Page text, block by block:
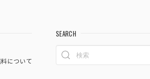
料について
SEARCH